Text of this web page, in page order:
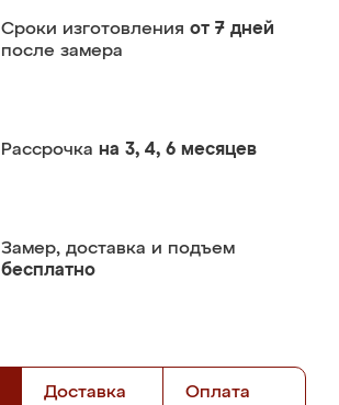
Сроки изготовления от 7 дней
после замера
Рассрочка на 3, 4, 6 месяцев
Замер, доставка и подъем
бесплатно
Доставка Оплата